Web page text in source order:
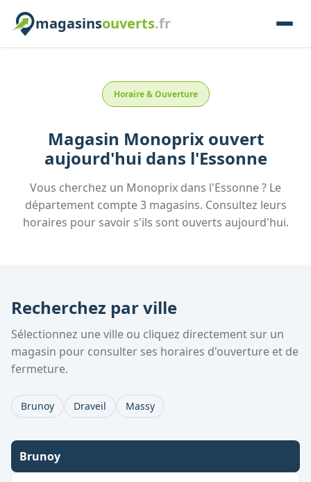
magasinsouverts.fr
Horaire & Ouverture
Magasin Monoprixouvert
aujourd'hui dans l'Essonne
Vous cherchez un Monoprix dans l'Essonne? Le
département compte3magasins. Consultez leurs
horaires pour savoir s'ils sont ouverts aujourd'hui.
Recherchez par ville
Sélectionnez une ville ou cliquez directement sur un
magasin pour consulter ses horaires d'ouverture et de
fermeture.
Brunoy Draveil Massy
Brunoy